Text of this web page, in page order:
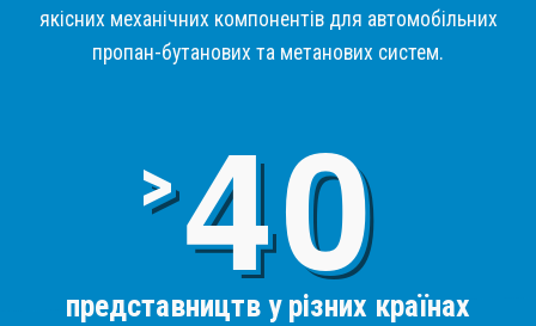
якісних механічних компонентів для автомобільних
пропан-бутанових та метанових систем.
>4
представництв у різних країнах